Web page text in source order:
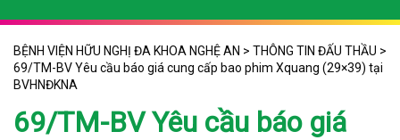
BỆNH VIỆN HỮU NGHỊ ĐA KHOA NGHỆ AN > THÔNG TIN ĐẤU THẦU >
69/TM-BV Yêu cầu báo giá cung cấp bao phim Xquang (29×39) tại
BVHNĐKNA
69/TM-BV Yêu cầu báo giá